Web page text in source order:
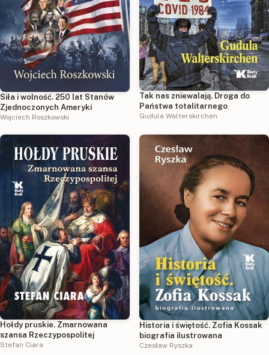
Siła i wolność. 250 lat Stanów
Zjednoczonych Ameryki
Wojciech Roszkowski
Tak nas zniewalają. Droga do
Państwa totalitarnego
Gudula Walterskirchen
Hołdy pruskie. Zmarnowana
szansa Rzeczypospolitej
Stefan Ciara
Historia i świętość. Zofia Kossak
biografia ilustrowana
Czesław Ryszka